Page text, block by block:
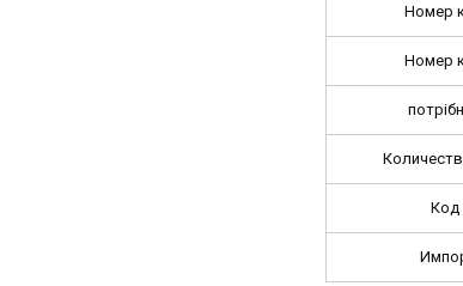
Номер
Номер
Код